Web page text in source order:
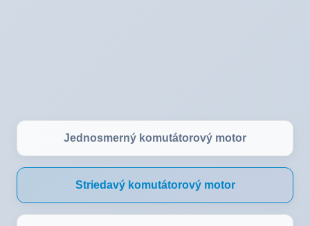
Jednosmerný komutátorový motor
Striedavý komutátorový motor